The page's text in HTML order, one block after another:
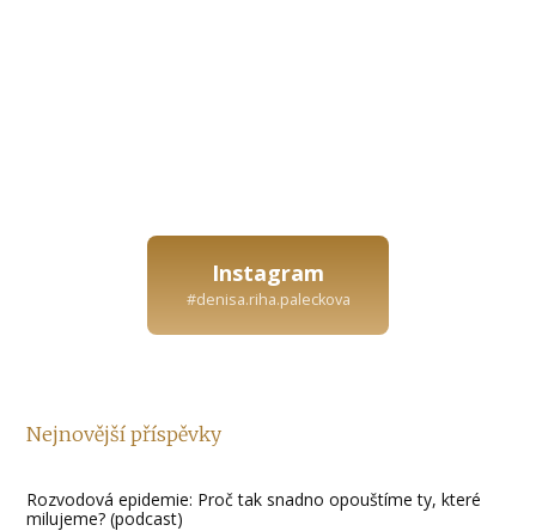
Instagram
#denisa.riha.paleckova
Nejnovější příspěvky
Rozvodová epidemie: Proč tak snadno opouštíme ty, které
milujeme? (podcast)